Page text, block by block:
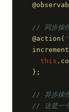
// 同步操
  @action(
this
  };
// 异步操
// 这是一